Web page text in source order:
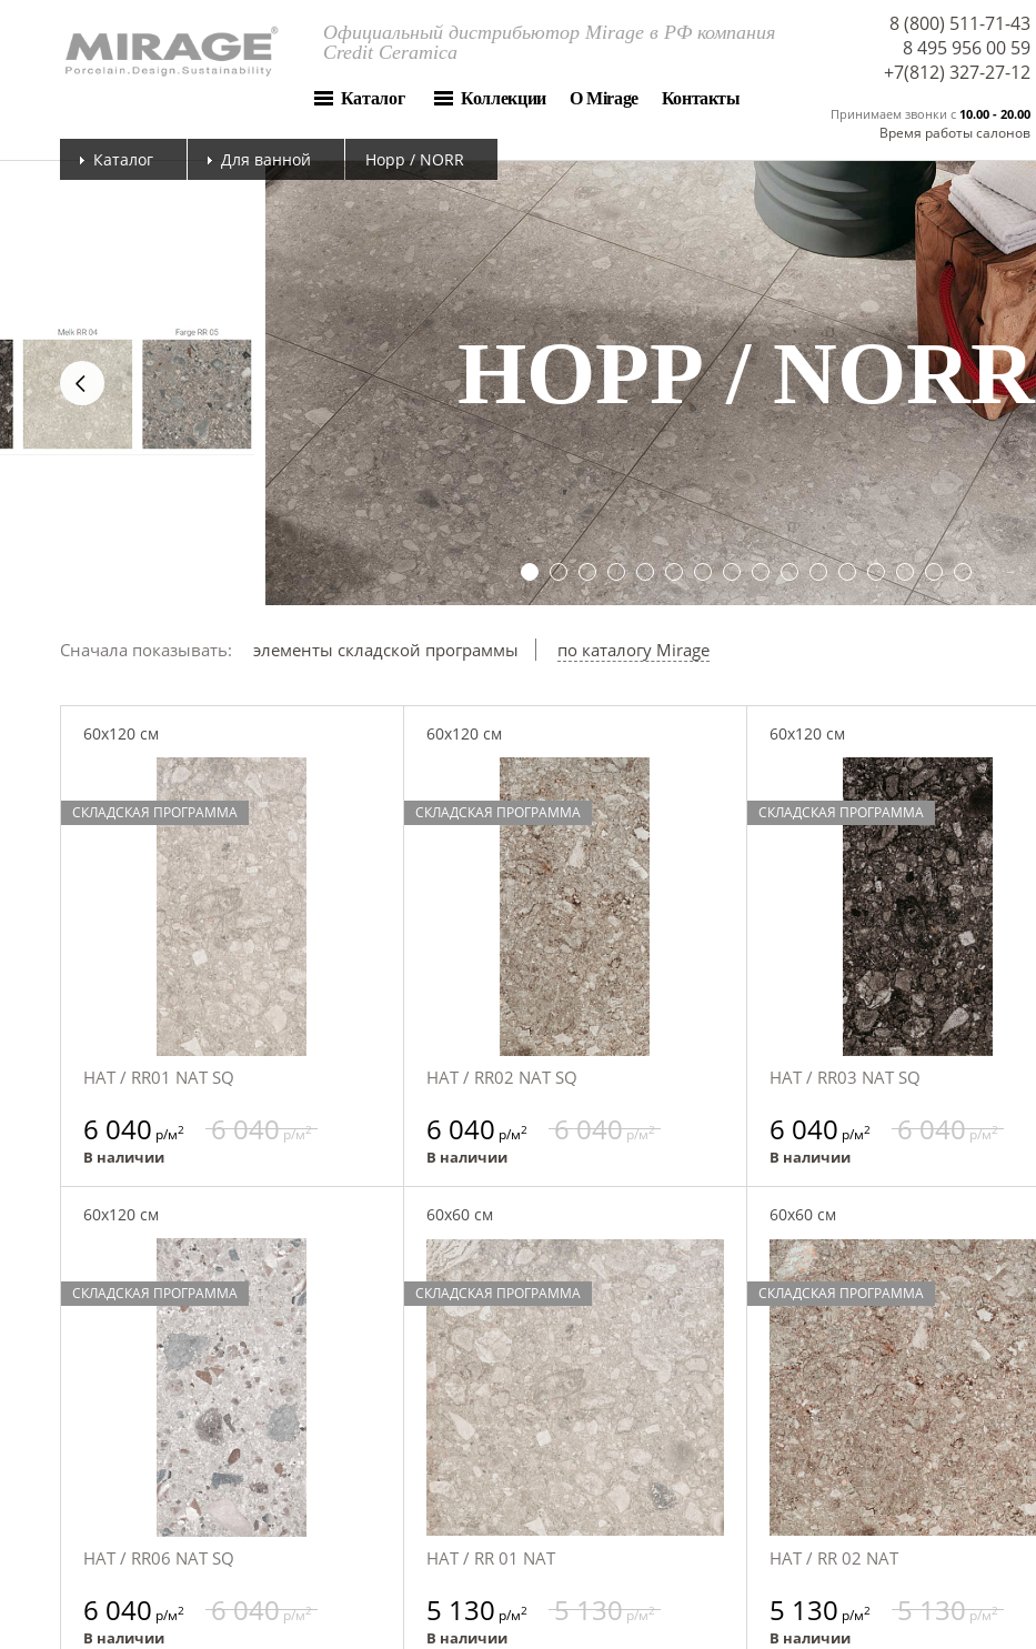
Официальный дистрибьютор Mirage в РФ компания
Credit Ceramica
Каталог Коллекции О Mirage Контакты
8 (800) 511-71-43
8 495 956 00 59
Принимаем звонки c 10.00 - 20.00
Время работы салонов
+7(812) 327-27-12
Каталог Для ванной Норр / NORR
next
НОРР / NORR
Сначала показывать: элементы складской программы по каталогу Mirage
60x120 см
СКЛАДСКАЯ ПРОГРАММА
НАТ / RR01 NAT SQ
6 040 р/м2 6 040р/м2
В наличии
60x120 см
СКЛАДСКАЯ ПРОГРАММА
НАТ / RR02 NAT SQ
6 040 р/м2 6 040р/м2
В наличии
60x120 см
СКЛАДСКАЯ ПРОГРАММА
НАТ / RR03 NAT SQ
6 040 р/м2 6 040р/м2
В наличии
60x120 см
СКЛАДСКАЯ ПРОГРАММА
НАТ / RR06 NAT SQ
6 040 р/м2 6 040р/м2
В наличии
60x60 см
СКЛАДСКАЯ ПРОГРАММА
НАТ / RR 01 NAT
5 130 р/м2 5 130р/м2
В наличии
60x60 см
СКЛАДСКАЯ ПРОГРАММА
НАТ / RR 02 NAT
5 130 р/м2 5 130р/м2
В наличии